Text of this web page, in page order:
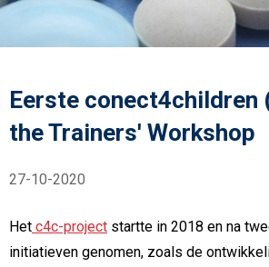
Eerste conect4children
the Trainers' Workshop
27-10-2020
Het c4c-project startte in 2018 en na
initiatieven genomen, zoals de